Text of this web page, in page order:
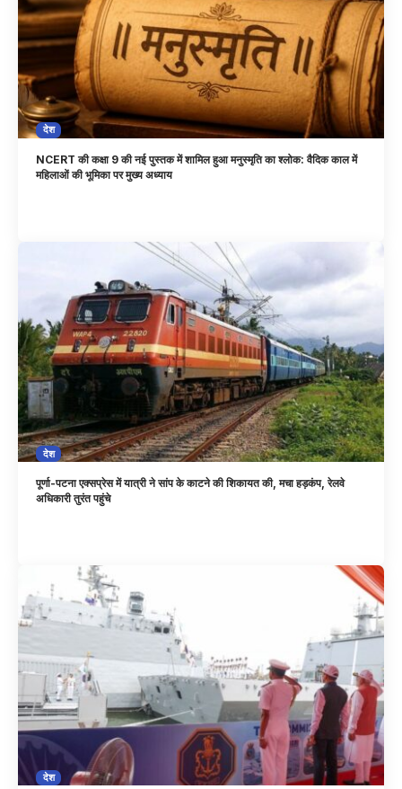
देश
NCERT की कक्षा 9 की नई पुस्तक में शामिल हुआ मनुस्मृति का श्लोक: वैदिक काल में
महिलाओं की भूमिका पर मुख्य अध्याय
देश
पूर्णा-पटना एक्सप्रेस में यात्री ने सांप के काटने की शिकायत की, मचा हड़कंप, रेलवे
अधिकारी तुरंत पहुंचे
देश